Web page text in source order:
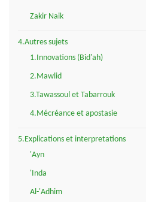
Zakir Naik
4.Autres sujets
1.Innovations (Bid'ah)
2.Mawlid
3.Tawassoul et Tabarrouk
4.Mécréance et apostasie
5.Explications et interpretations
'Ayn
'Inda
Al-'Adhim